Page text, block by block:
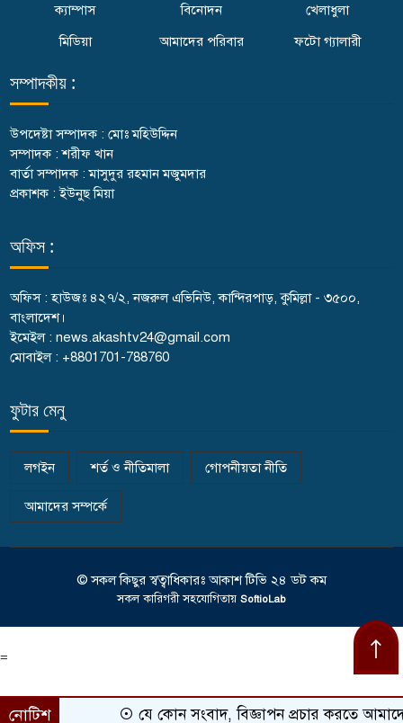
ক্যাম্পাস
বিনোদন
খেলাধুলা
মিডিয়া
আমাদের পরিবার ফটো গ্যালারী
সম্পাদকীয় :
উপদেষ্টা সম্পাদক : মোঃ মহিউদ্দিন
সম্পাদক : শরীফ খান
বার্তা সম্পাদক : মাসুদুর রহমান মজুমদার
প্রকাশক : ইউনুছ মিয়া
অফিস :
অফিস : হাউজঃ ৪২৭/২, নজরুল এভিনিউ, কান্দিরপাড়, কুমিল্লা - ৩৫০০,
বাংলাদেশ।
ইমেইল : news.akashtv24@gmail.com
মোবাইল : +8801701-788760
ফুটার মেনু
লগইন শর্ত ও নীতিমালা গোপনীয়তা নীতি
আমাদের সম্পর্কে
© সকল কিছুর স্বত্বাধিকারঃ আকাশ টিভি ২৪ ডট কম
সকল কারিগরী সহযোগিতায় SoftioLab
নোটিশ যে কোন সংবাদ, বিজ্ঞাপন প্রচার করতে
=